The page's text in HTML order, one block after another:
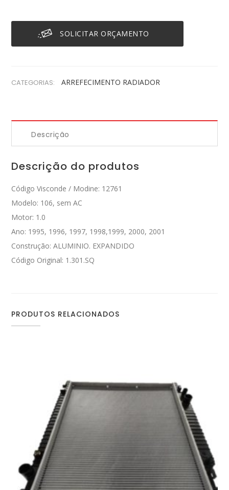
SOLICITAR ORÇAMENTO
CATEGORIAS: ARREFECIMENTO RADIADOR
Descrição
Descrição do produtos
Código Visconde / Modine: 12761
Modelo: 106, sem AC
Motor: 1.0
Ano: 1995, 1996, 1997, 1998,1999, 2000, 2001
Construção: ALUMINIO. EXPANDIDO
Código Original: 1.301.SQ
PRODUTOS RELACIONADOS